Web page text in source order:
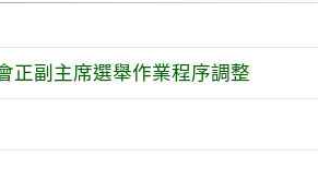
正副主席選舉作業程序調整